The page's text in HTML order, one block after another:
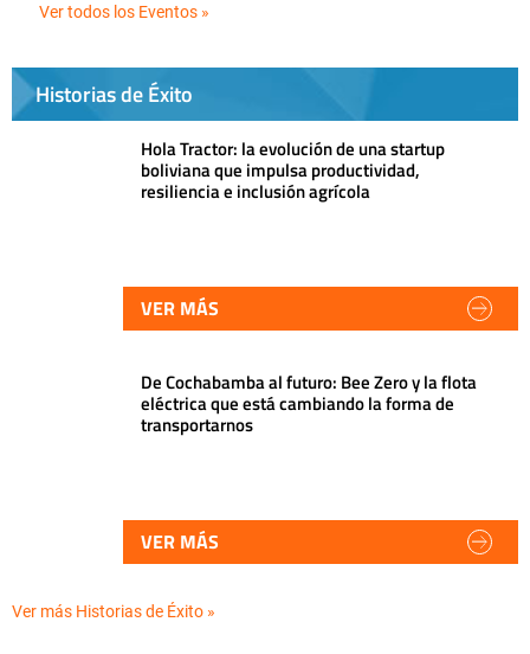
Ver todos los Eventos »
Historias de Éxito
Hola Tractor: la evolución de una startup
boliviana que impulsa productividad,
resiliencia e inclusión agrícola
VER MÁS
De Cochabamba al futuro: Bee Zero y la flota
eléctrica que está cambiando la forma de
transportarnos
VER MÁS
Ver más Historias de Éxito »